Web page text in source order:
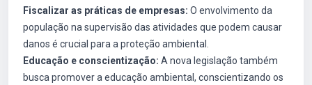
Fiscalizar as práticas de empresas: O envolvimento da
população na supervisão das atividades que podem causar
danos é crucial para a proteção ambiental.
Educação e conscientização: A nova legislação também
busca promover a educação ambiental, conscientizando os